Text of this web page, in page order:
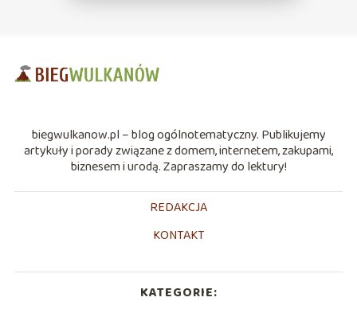
biegwulkanow.pl – blog ogólnotematyczny. Publikujemy
artykuły i porady związane z domem, internetem, zakupami,
biznesem i urodą. Zapraszamy do lektury!
REDAKCJA
KONTAKT
KATEGORIE: